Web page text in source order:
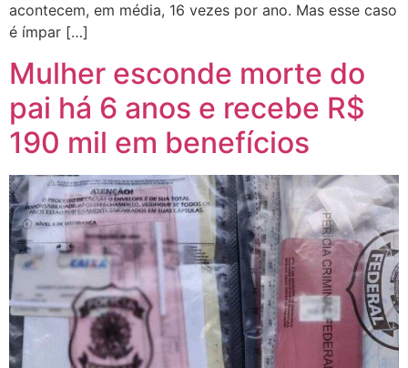
acontecem, em média, 16 vezes por ano. Mas esse caso
é ímpar […]
Mulher esconde morte do
pai há 6 anos e recebe R$
190 mil em benefícios